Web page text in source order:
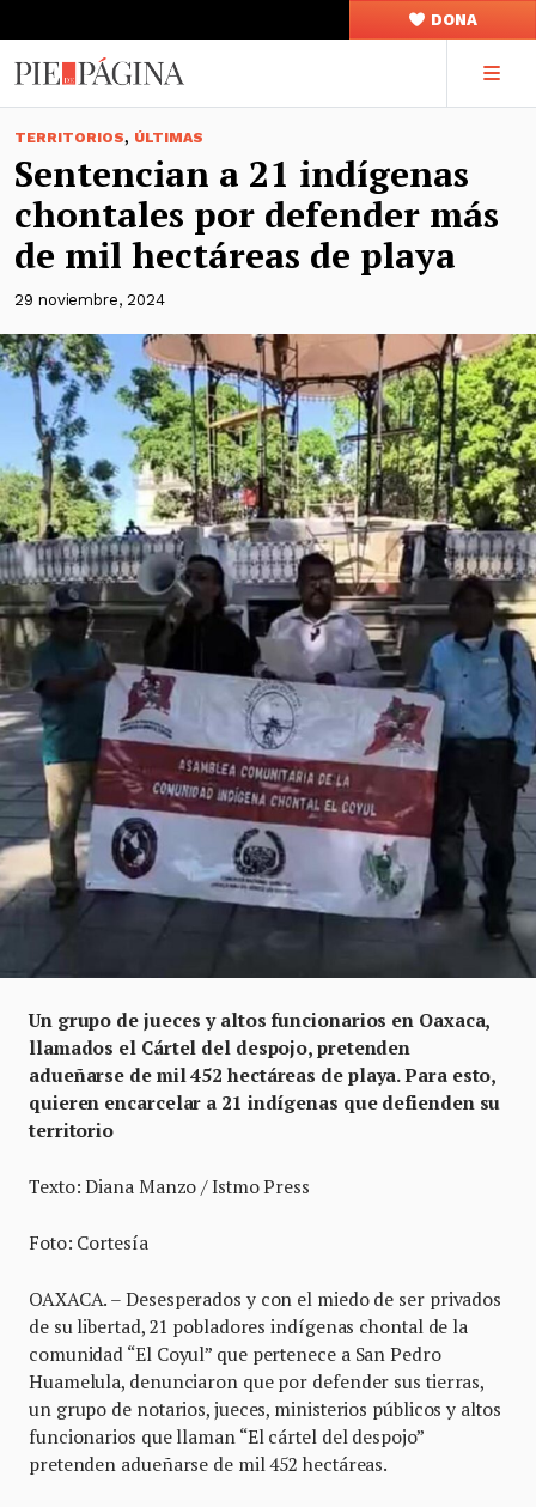
DONA
TERRITORIOS, ÚLTIMAS
Sentencian a 21 indígenas
chontales por defender más
de mil hectáreas de playa
29 noviembre, 2024
Un grupo de jueces y altos funcionarios en Oaxaca,
llamados el Cártel del despojo, pretenden
adueñarse de mil 452 hectáreas de playa. Para esto,
quieren encarcelar a 21 indígenas que defienden su
territorio
Texto: Diana Manzo / Istmo Press
Foto: Cortesía
OAXACA. – Desesperados y con el miedo de ser privados
de su libertad, 21 pobladores indígenas chontal de la
comunidad “El Coyul” que pertenece a San Pedro
Huamelula, denunciaron que por defender sus tierras,
un grupo de notarios, jueces, ministerios públicos y altos
funcionarios que llaman “El cártel del despojo”
pretenden adueñarse de mil 452 hectáreas.